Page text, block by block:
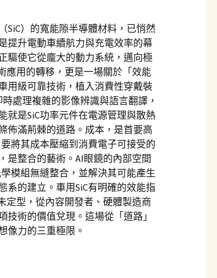
SiC）的寬能隙半導體材料，已悄然
提升電動車續航力與充電效率的幕
驅使它從龐大的動力系統，邁向極
應用的轉移，更是一場關於「效能
用級可靠技術，植入消費性穿戴裝
處理複雜的影像辨識與語言翻譯，
就是SiC功率元件在電源管理與散熱
佈滿荊棘的道路。成本，是首要高
將其成本壓縮到消費電子可接受的
是整合的藝術。AI眼鏡的內部空間
模組無縫整合，並解決其可能產生
系的建立。車用SiC有明確的效能指
定型，從內容開發者、硬體製造商
術的價值兌現。這場從「道路」
像力的三重極限。